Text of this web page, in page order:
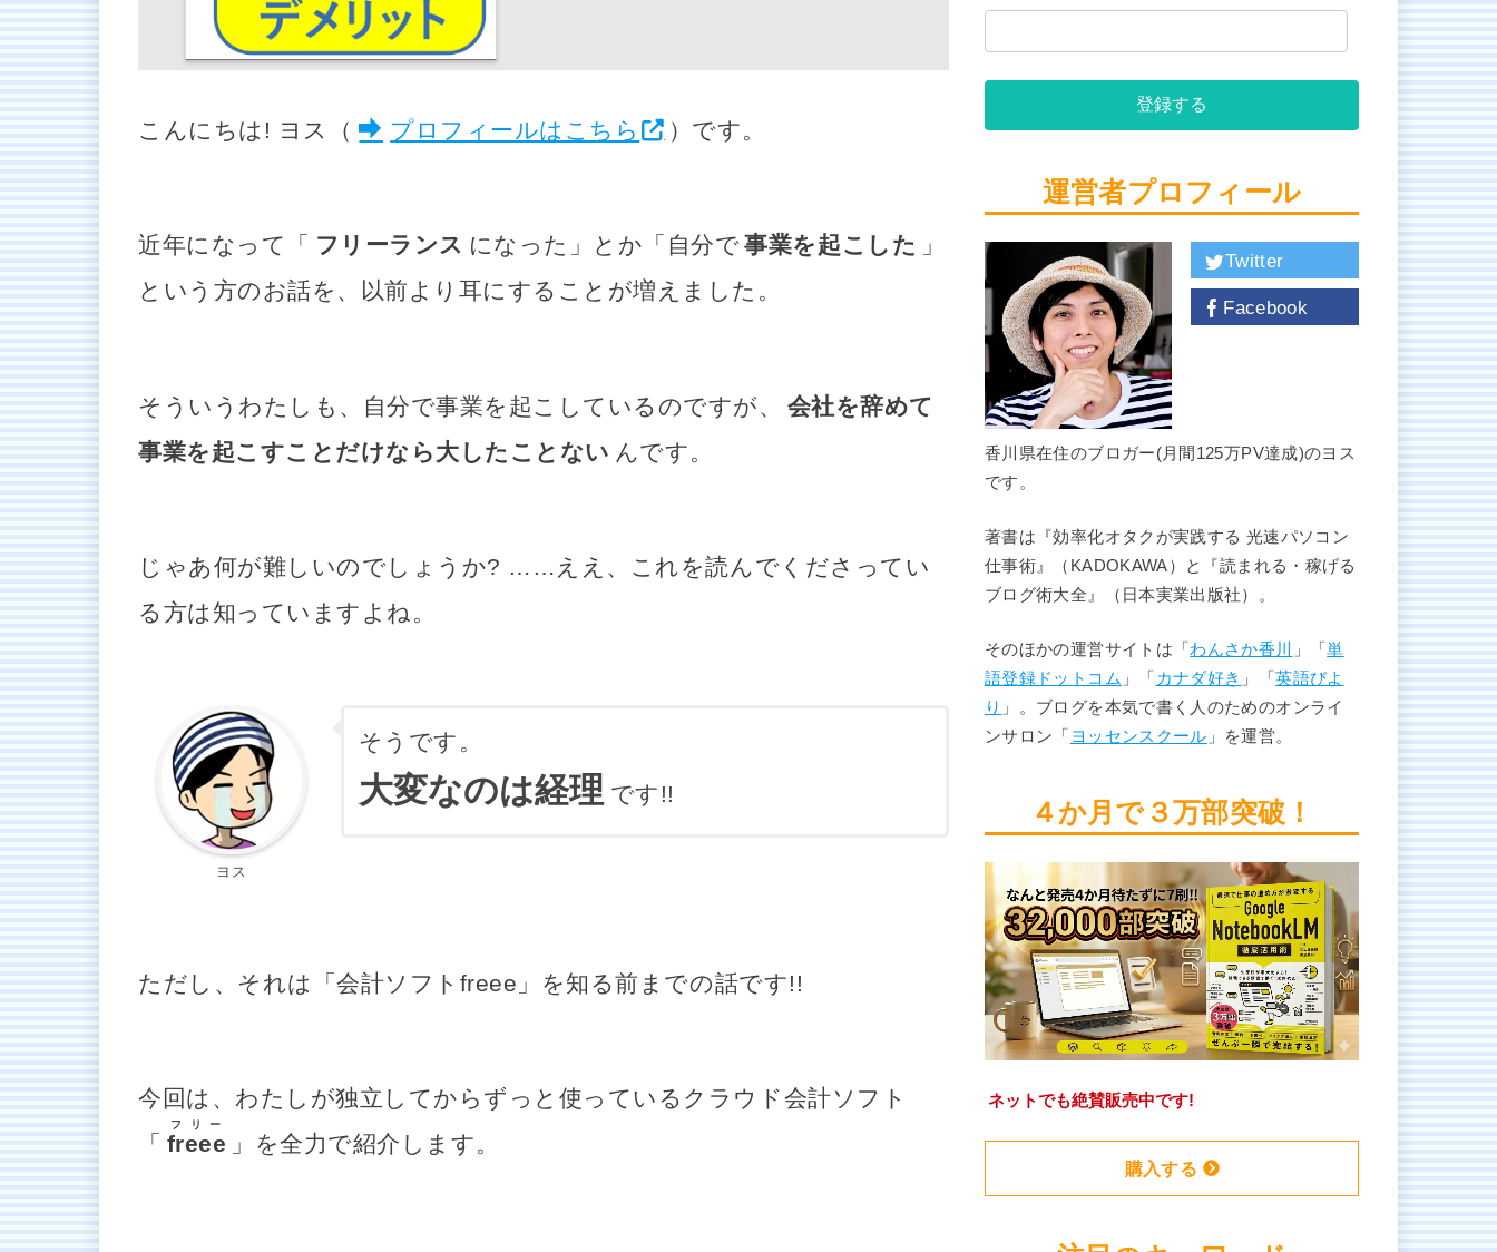
こんにちは! ヨス（ プロフィールはこちら ）です。
近年になって「 フリーランス になった」とか「自分で事業を起こした
」
という方のお話を、以前より耳にすることが増えました。
そういうわたしも、自分で事業を起こしているのですが、
会社を辞めて
事業を起こすことだけなら大したことない んです。
じゃあ何が難しいのでしょうか? ……ええ、これを読んでくださってい
る方は知っていますよね。
ヨス
そうです。
大変なのは経理 です!!
ただし、それは「会計ソフトfreee」を知る前までの話です!!
今回は、わたしが独立してからずっと使っているクラウド会計ソフト
「 freee
フリー
」を全力で紹介します。
登録する
運営者プロフィール
Twitter
Facebook
香川県在住のブロガー(月間125万PV達成)のヨス
です。
著書は『効率化オタクが実践する 光速パソコン
仕事術』（KADOKAWA）と『読まれる・稼げる
ブログ術大全』（日本実業出版社）。
そのほかの運営サイトは「わんさか香川 」「単
語登録ドットコム 」「 カナダ好き 」「英語びよ
り 」。ブログを本気で書く人のためのオンライ
ンサロン「 ヨッセンスクール 」を運営。
４か月で３万部突破！
ネットでも絶賛販売中です!
購入する